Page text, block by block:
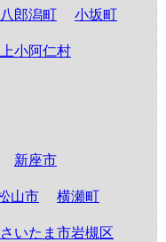
八郎潟町 小坂町
上小阿仁村
新座市
山市 横瀬町
さいたま市岩槻区